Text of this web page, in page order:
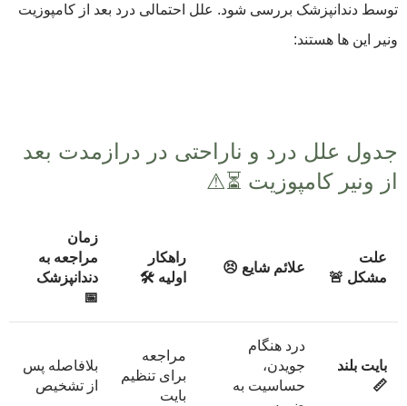
توسط دندانپزشک بررسی شود. علل احتمالی درد بعد از کامپوزیت
ونیر این ها هستند:
جدول علل درد و ناراحتی در درازمدت بعد
از ونیر کامپوزیت ⏳⚠
علت
مشکل 🚨
علائم شایع 😣
راهکار
اولیه 🛠
زمان
مراجعه به
دندانپزشک
📅
بایت بلند
📏
درد هنگام
جویدن،
حساسیت به
مراجعه
برای تنظیم
بایت
بلافاصله پس
از تشخیص